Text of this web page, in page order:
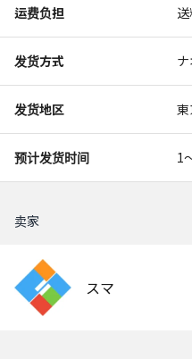
运费负担
发货方式
发货地区
预计发货时间 1
卖家
スマ